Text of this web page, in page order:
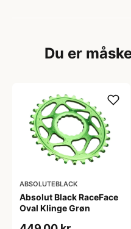
Du er
ABSOLUTEBLACK
Absolut Black RaceFace
Oval Klinge Grøn